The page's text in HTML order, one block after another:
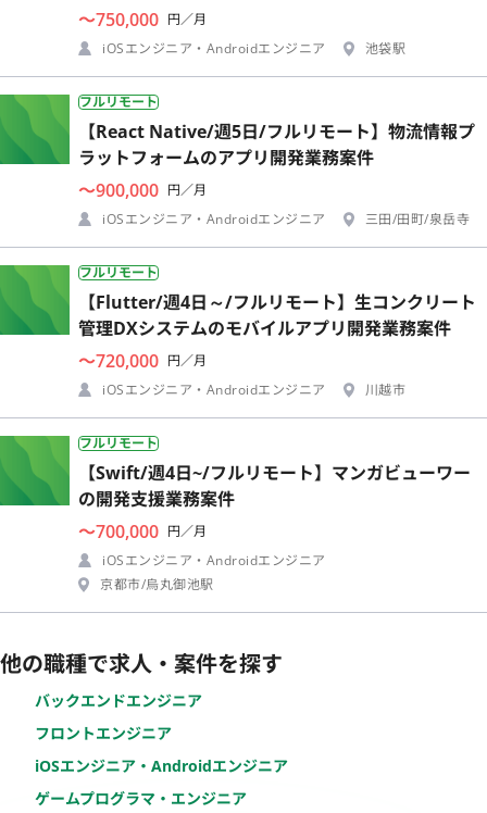
〜750,000 円／月
iOSエンジニア・Androidエンジニア
池袋駅
フルリモート
【React Native/週5日/フルリモート】物流情報プ
ラットフォームのアプリ開発業務案件
〜900,000 円／月
iOSエンジニア・Androidエンジニア
三田/田町/泉岳寺
フルリモート
【Flutter/週4日～/フルリモート】生コンクリート
管理DXシステムのモバイルアプリ開発業務案件
〜720,000 円／月
iOSエンジニア・Androidエンジニア
川越市
フルリモート
【Swift/週4日~/フルリモート】マンガビューワー
の開発支援業務案件
〜700,000 円／月
iOSエンジニア・Androidエンジニア
京都市/烏丸御池駅
他の職種で求人・案件を探す
バックエンドエンジニア
フロントエンジニア
iOSエンジニア・Androidエンジニア
ゲームプログラマ・エンジニア